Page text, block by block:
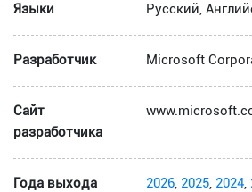
Языки Русский,
Разработчик Microsoft
Сайт
разработчика
Года выхода
2026, 2025, 2024,